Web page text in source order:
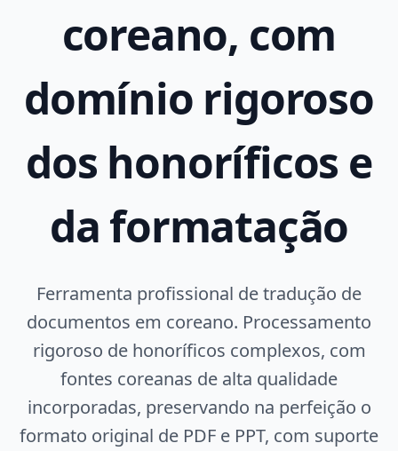
coreano, com
domínio rigoroso
dos honoríficos e
da formatação
Ferramenta profissional de tradução de
documentos em coreano. Processamento
rigoroso de honoríficos complexos, com
fontes coreanas de alta qualidade
incorporadas, preservando na perfeição o
formato original de PDF e PPT, com suporte